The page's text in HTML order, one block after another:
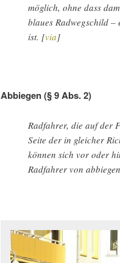
möglich, ohne dass
blaues Radwegschild –
ist. [via]
Abbiegen (§ 9 Abs. 2)
Radfahrer, die auf der
Seite der in gleicher
können sich vor oder
Radfahrer von